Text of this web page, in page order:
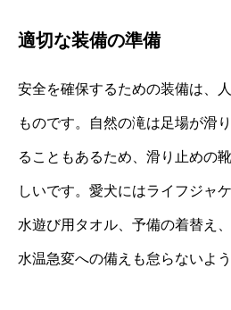
適切な装備の準備
安全を確保するための装備は、
ものです。自然の滝は足場が滑
ることもあるため、滑り止めの
しいです。愛犬にはライフジャ
水遊び用タオル、予備の着替え
水温急変への備えも怠らないよ